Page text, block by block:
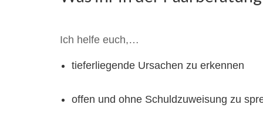
Ich helfe euch,…
tieferliegende Ursachen zu erkennen
offen und ohne Schuldzuweisung zu